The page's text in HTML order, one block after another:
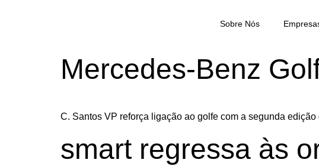
Sobre Nós
Mercedes-Benz
C. Santos VP reforça ligação ao golfe com a segunda
smart regressa às